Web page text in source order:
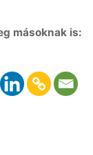
másoknak is: